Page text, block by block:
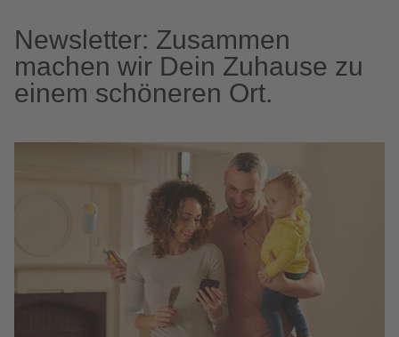
Newsletter: Zusammen
machen wir Dein Zuhause zu
einem schöneren Ort.